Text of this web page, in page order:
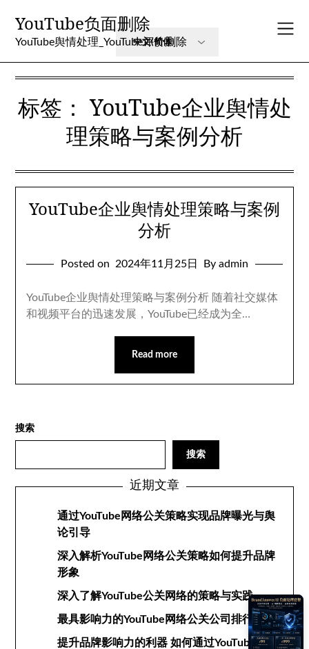
content
YouTube负面删除
YouTube舆情处理_YouTube评价删除
标签：YouTube企业舆情处
理策略与案例分析
YouTube企业舆情处理策略与案例
分析
Posted on 2024年11月25日 By admin
YouTube企业舆情处理策略与案例分析 随着社交媒体
和视频平台的迅速发展，YouTube已经成为全…
Read more
搜索
搜索
近期文章
通过YouTube网络公关策略实现品牌曝光与舆
论引导
深入解析YouTube网络公关策略如何提升品牌
形象
深入了解YouTube公关网络的策略与实践
最具影响力的YouTube网络公关公司排行榜
提升品牌影响力的利器 如何通过YouTube网络